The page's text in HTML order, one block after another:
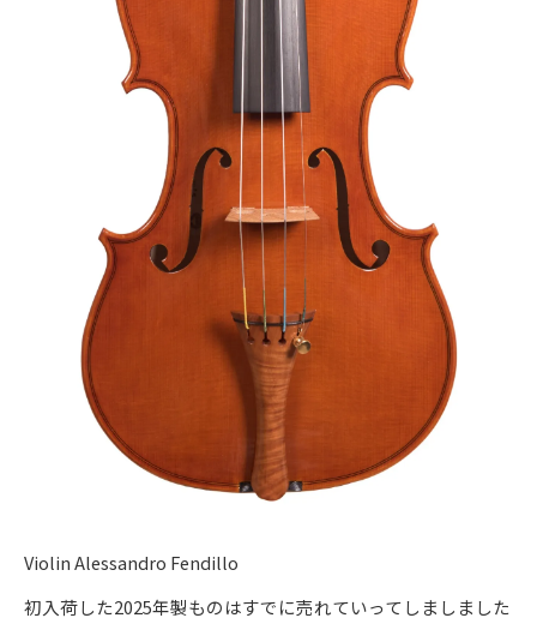
Violin Alessandro Fendillo
初入荷した2025年製ものはすでに売れていってしましました